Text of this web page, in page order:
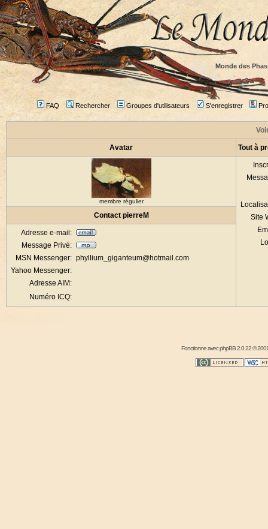
Monde des
FAQ Rechercher Groupes d'utilisateurs S'enregistrer
Avatar Tout à
membre régulier
Site
Contact pierreM
Adresse e-mail:
Message Privé:
MSN Messenger: phyllium_giganteum@hotmail.com
Yahoo Messenger:
Adresse AIM:
Numéro ICQ:
Fonctionne avecphpBB2.0.22 ©